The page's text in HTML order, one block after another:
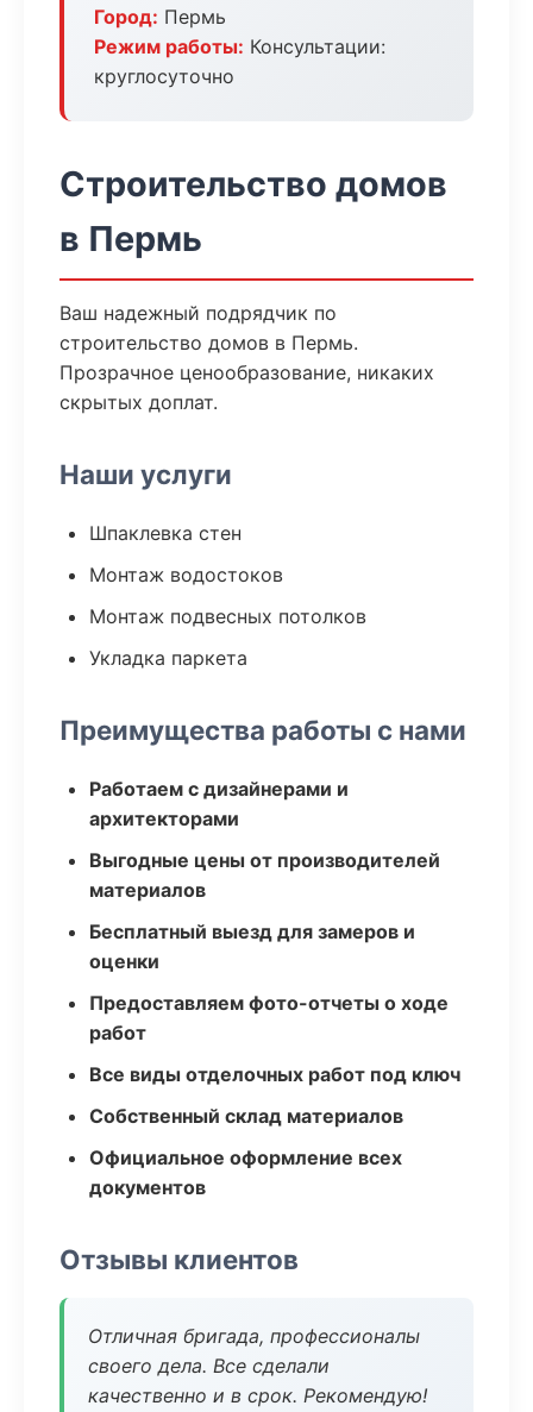
Город: Пермь
Режим работы: Консультации:
круглосуточно
Строительство домов
в Пермь
Ваш надежный подрядчик по
строительство домов в Пермь.
Прозрачное ценообразование, никаких
скрытых доплат.
Наши услуги
Шпаклевка стен
Монтаж водостоков
Монтаж подвесных потолков
Укладка паркета
Преимущества работы с нами
Работаем с дизайнерами и
архитекторами
Выгодные цены от производителей
материалов
Бесплатный выезд для замеров и
оценки
Предоставляем фото-отчеты о ходе
работ
Все виды отделочных работ под ключ
Собственный склад материалов
Официальное оформление всех
документов
Отзывы клиентов
Отличная бригада, профессионалы
своего дела. Все сделали
качественно и в срок. Рекомендую!